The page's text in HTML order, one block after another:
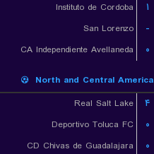
Instituto de Cordoba
۱
San Lorenzo
-
CA Independiente Avellaneda
۰
North and Central America
Real Salt Lake
۴
Deportivo Toluca FC
۰
CD Chivas de Guadalajara
۰